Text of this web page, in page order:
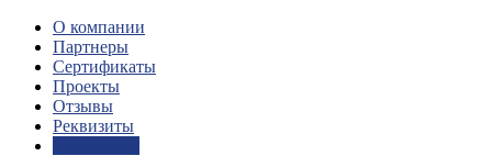
О компании
Партнеры
Сертификаты
Проекты
Отзывы
Реквизиты